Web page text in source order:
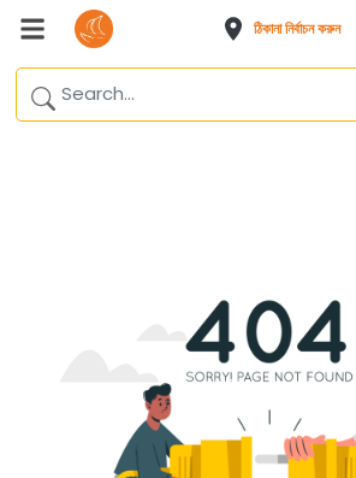
ঠিকানা নির্বাচন করুন